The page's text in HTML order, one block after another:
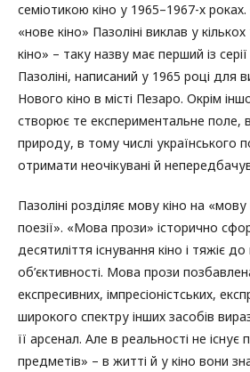
семіотикою кіно у 1965–1967-х
«нове кіно» Пазоліні виклав у
кіно» – таку назву має перший із
Пазоліні, написаний у 1965 році для
Нового кіно в місті Пезаро. Окрім
створює те експериментальне поле,
природу, в тому числі українського
отримати неочікувані й
Пазоліні розділяє мову кіно на
поезії». «Мова прози» історично
десятиліття існування кіно і тяжіє
об’єктивності. Мова прози
експресивних, імпресіоністських,
широкого спектру інших засобів
її арсенал. Але в реальності не існує
предметів» – в житті й у кіно вони